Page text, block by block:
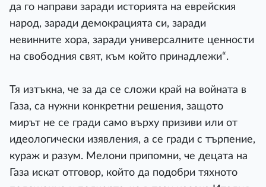
да го направи заради историята на еврейския
народ, заради демокрацията си, заради
невинните хора, заради универсалните ценности
на свободния свят, към който принадлежи“.
Тя изтъкна, че за да се сложи край на войната в
Газа, са нужни конкретни решения, защото
мирът не се гради само върху призиви или от
идеологически изявления, а се гради с търпение,
кураж и разум. Мелони припомни, че децата на
Газа искат отговор, който да подобри тяхното